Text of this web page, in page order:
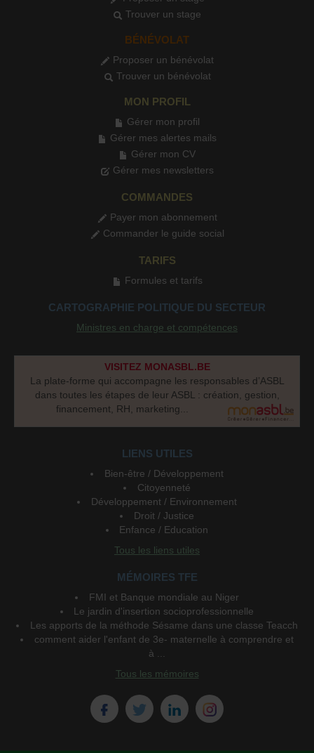
Trouver un stage
BÉNÉVOLAT
Proposer un bénévolat
Trouver un bénévolat
MON PROFIL
Gérer mon profil
Gérer mes alertes mails
Gérer mon CV
Gérer mes newsletters
COMMANDES
Payer mon abonnement
Commander le guide social
TARIFS
Formules et tarifs
CARTOGRAPHIE POLITIQUE DU SECTEUR
Ministres en charge et compétences
VISITEZ MONASBL.BE
La plate-forme qui accompagne les responsables d’ASBL
dans toutes les étapes de leur ASBL : création, gestion,
financement, RH, marketing...
LIENS UTILES
Bien-être / Développement
Citoyenneté
Développement / Environnement
Droit / Justice
Enfance / Education
Tous les liens utiles
MÉMOIRES TFE
FMI et Banque mondiale au Niger
Le jardin d'insertion socioprofessionnelle
Les apports de la méthode Sésame dans une classe Teacch
comment aider l'enfant de 3e- maternelle à comprendre et
à ...
Tous les mémoires